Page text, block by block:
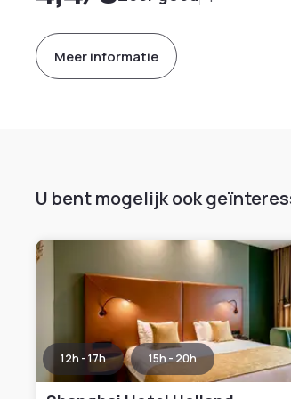
Meer informatie
U bent mogelijk ook
12h - 17h 15h - 20h